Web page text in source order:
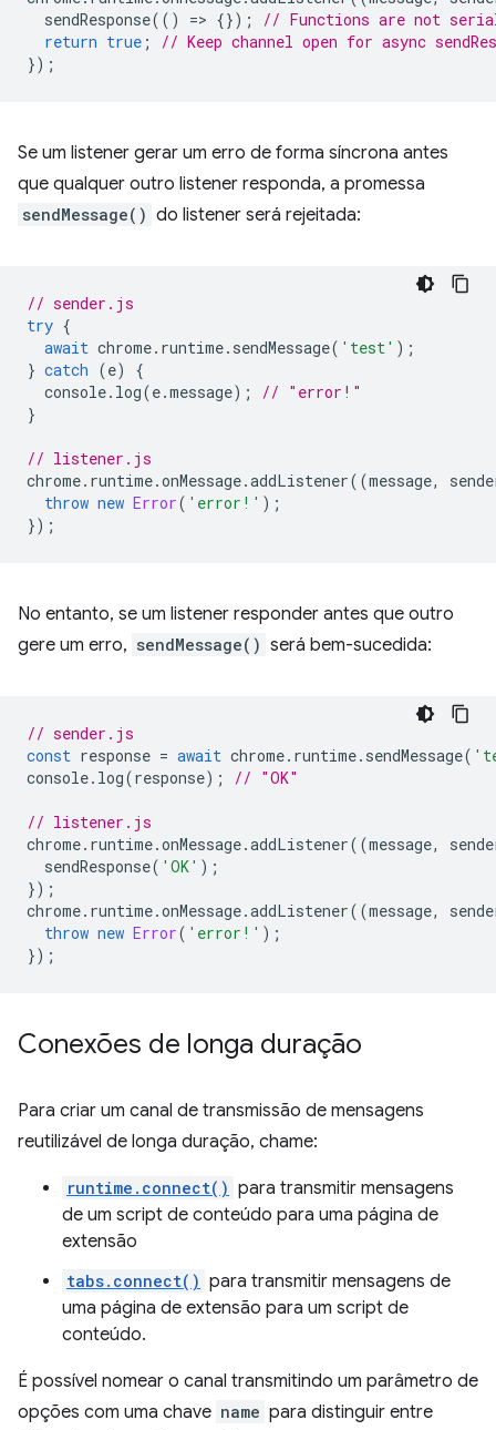
sendResponse(() => {});
// Functions are not
return true ;
// Keep channel open for async
});
Se um listener gerar um erro de forma síncrona antes
que qualquer outro listener responda, a promessa
sendMessage() do listener será rejeitada:
// sender.js
try {
await chrome. runtime. sendMessage( 'test' );
} catch (e)
{
console. log(e.message);
// "error!"
}
// listener.js
chrome. runtime.onMessage.addListener((message,
throw new Error( 'error!' );
});
No entanto, se um listener responder antes que outro
gere um erro, sendMessage() será bem-sucedida:
// sender.js
const response = await chrome. runtime. sendMessage(
console. log(response); // "OK"
// listener.js
chrome. runtime.onMessage.addListener((message,
sendResponse( 'OK' );
});
chrome. runtime.onMessage.addListener((message,
throw new Error( 'error!' );
});
Conexões de longa duração
Para criar um canal de transmissão de mensagens
reutilizável de longa duração, chame:
runtime.connect() para transmitir mensagens
de um script de conteúdo para uma página de
extensão
tabs.connect() para transmitir mensagens de
uma página de extensão para um script de
conteúdo.
É possível nomear o canal transmitindo um parâmetro de
opções com uma chave name para distinguir entre